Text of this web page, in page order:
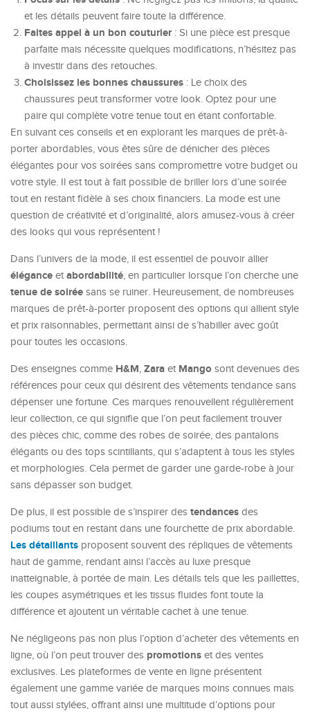
et les détails peuvent faire toute la différence.
Faites appel à un bon couturier: Si une pièce est presque
parfaite mais nécessite quelques modifications, n’hésitez pas
à investir dans des retouches.
Choisissez les bonnes chaussures : Le choix des
chaussures peut transformer votre look. Optez pour une
paire qui complète votre tenue tout en étant confortable.
En suivant ces conseils et en explorant les marques de prêt-à-
porter abordables, vous êtes sûre de dénicher des pièces
élégantes pour vos soirées sans compromettre votre budget ou
votre style. Il est tout à fait possible de briller lors d’une soirée
tout en restant fidèle à ses choix financiers. La mode est une
question de créativité et d’originalité, alors amusez-vous à créer
des looks qui vous représentent !
Dans l’univers de la mode, il est essentiel de pouvoir allier
élégance et abordabilité, en particulier lorsque l’on cherche une
tenue de soirée sans se ruiner. Heureusement, de nombreuses
marques de prêt-à-porter proposent des options qui allient style
et prix raisonnables, permettant ainsi de s’habiller avec goût
pour toutes les occasions.
Des enseignes comme H&M, Zara et Mango sont devenues des
références pour ceux qui désirent des vêtements tendance sans
dépenser une fortune. Ces marques renouvellent régulièrement
leur collection, ce qui signifie que l’on peut facilement trouver
des pièces chic, comme des robes de soirée, des pantalons
élégants ou des tops scintillants, qui s’adaptent à tous les styles
et morphologies. Cela permet de garder une garde-robe à jour
sans dépasser son budget.
De plus, il est possible de s’inspirer des tendances des
podiums tout en restant dans une fourchette de prix abordable.
Les détaillants proposent souvent des répliques de vêtements
haut de gamme, rendant ainsi l’accès au luxe presque
inatteignable, à portée de main. Les détails tels que les paillettes,
les coupes asymétriques et les tissus fluides font toute la
différence et ajoutent un véritable cachet à une tenue.
Ne négligeons pas non plus l’option d’acheter des vêtements en
ligne, où l’on peut trouver des promotions et des ventes
exclusives. Les plateformes de vente en ligne présentent
également une gamme variée de marques moins connues mais
tout aussi stylées, offrant ainsi une multitude d’options pour